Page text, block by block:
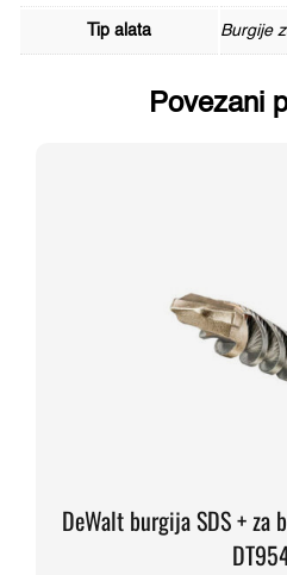
Tip alata Burgije
Povezani
DeWalt burgija SDS +